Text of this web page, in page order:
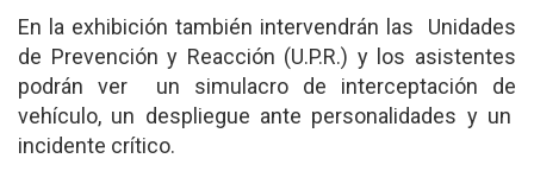
En la exhibición también intervendrán las Unidades
de Prevención y Reacción (U.P.R.) y los asistentes
podrán ver un simulacro de interceptación de
vehículo, un despliegue ante personalidades y un
incidente crítico.